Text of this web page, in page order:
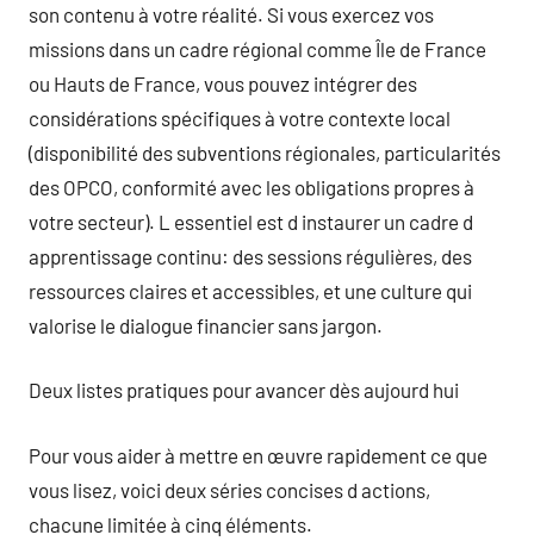
son contenu à votre réalité. Si vous exercez vos
missions dans un cadre régional comme Île de France
ou Hauts de France, vous pouvez intégrer des
considérations spécifiques à votre contexte local
(disponibilité des subventions régionales, particularités
des OPCO, conformité avec les obligations propres à
votre secteur). L essentiel est d instaurer un cadre d
apprentissage continu: des sessions régulières, des
ressources claires et accessibles, et une culture qui
valorise le dialogue financier sans jargon.
Deux listes pratiques pour avancer dès aujourd hui
Pour vous aider à mettre en œuvre rapidement ce que
vous lisez, voici deux séries concises d actions,
chacune limitée à cinq éléments.